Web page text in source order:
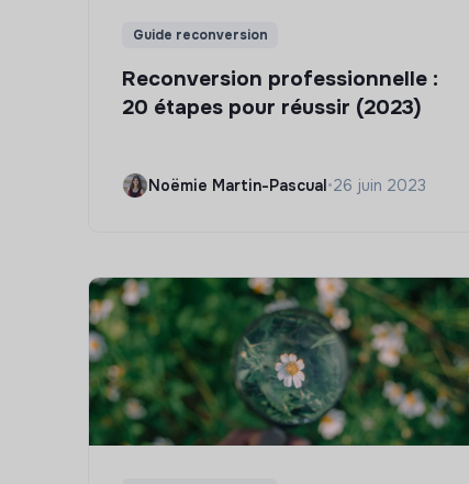
Guide reconversion
Reconversion professionnelle :
20 étapes pour réussir (2023)
Noëmie Martin-Pascual•26 juin 2023